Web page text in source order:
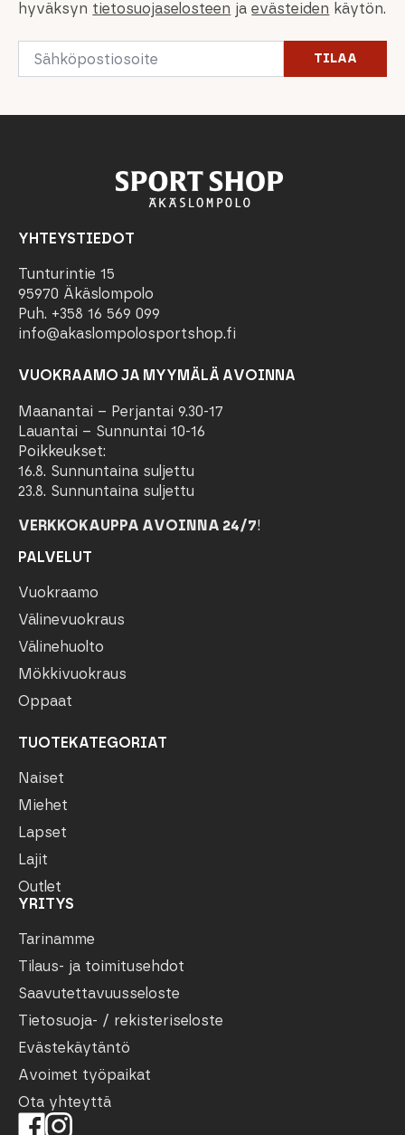
hyväksyn tietosuojaselosteen jaevästeiden käytön.
Email
TILAA
YHTEYSTIEDOT
Tunturintie 15
95970 Äkäslompolo
Puh. +358 16 569 099
info@akaslompolosportshop.fi
VUOKRAAMO JA MYYMÄLÄ AVOINNA
Maanantai – Perjantai 9.30-17
Lauantai – Sunnuntai 10-16
Poikkeukset:
16.8. Sunnuntaina suljettu
23.8. Sunnuntaina suljettu
VERKKOKAUPPA AVOINNA 24/7!
PALVELUT
Vuokraamo
Välinevuokraus
Välinehuolto
Mökkivuokraus
Oppaat
TUOTEKATEGORIAT
Naiset
Miehet
Lapset
Lajit
Outlet
YRITYS
Tarinamme
Tilaus- ja toimitusehdot
Saavutettavuusseloste
Tietosuoja- / rekisteriseloste
Evästekäytäntö
Avoimet työpaikat
Ota yhteyttä